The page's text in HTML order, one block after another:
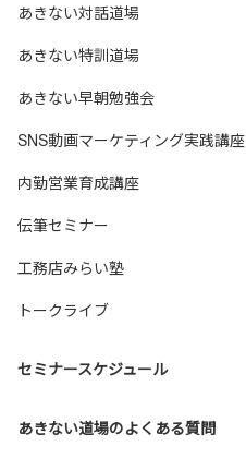
あきない対話道場
あきない特訓道場
あきない早朝勉強会
SNS動画マーケティング実践講座
内勤営業育成講座
伝筆セミナー
工務店みらい塾
トークライブ
セミナースケジュール
あきない道場のよくある質問